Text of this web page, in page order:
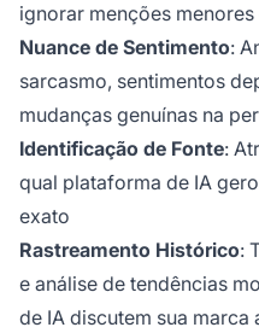
ignorar menções
Nuance de Sentimento:
sarcasmo, sentimentos
mudanças genuínas na
Identificação de Fonte:
qual plataforma de IA
exato
Rastreamento Histórico:
e análise de tendências
de IA discutem sua